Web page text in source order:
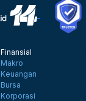
Finansial
Makro
Keuangan
Bursa
Korporasi